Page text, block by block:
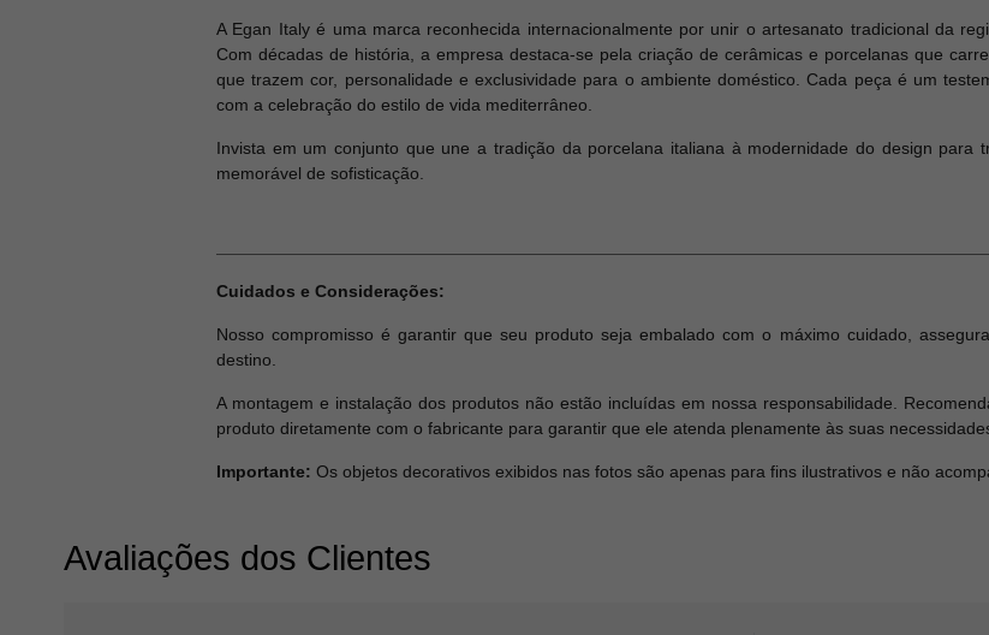
A Egan Italy é uma marca reconhecida internacionalmente por unir o artesanato tradicional da
Com décadas de história, a empresa destaca-se pela criação de cerâmicas e porcelanas que
que trazem cor, personalidade e exclusividade para o ambiente doméstico. Cada peça é um
com a celebração do estilo de vida mediterrâneo.
Invista em um conjunto que une a tradição da porcelana italiana à modernidade do design para
memorável de sofisticação.
Cuidados e Considerações:
Nosso compromisso é garantir que seu produto seja embalado com o máximo cuidado,
destino.
A montagem e instalação dos produtos não estão incluídas em nossa responsabilidade.
produto diretamente com o fabricante para garantir que ele atenda plenamente às suas
Importante: Os objetos decorativos exibidos nas fotos são apenas para fins ilustrativos e não
Avaliações dos Clientes